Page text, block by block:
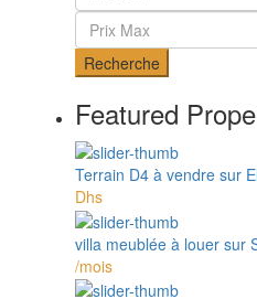
Recherche
Featured
Terrain D4 à vendre sur
Dhs
villa meublée à louer sur
/mois